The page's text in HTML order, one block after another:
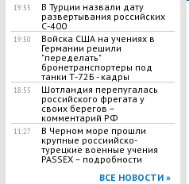
19:55
В Турции назвали дату
развертывания российских
С-400
19:50
Войска США на учениях в
Германии решили
"переделать"
бронетранспортеры под
танки Т-72Б - кадры
18:55
Шотландия перепугалась
российского фрегата у
своих берегов –
комментарий РФ
11:27
​В Черном море прошли
крупные россиийско-
турецкие военные учения
PASSEX – подробности
ВСЕ НОВОСТИ »